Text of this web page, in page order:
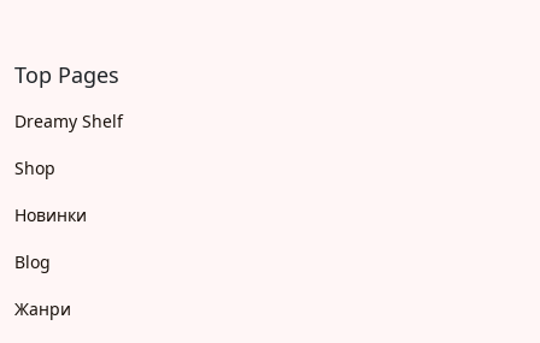
Top Pages
Dreamy Shelf
Shop
Новинки
Blog
Жанри